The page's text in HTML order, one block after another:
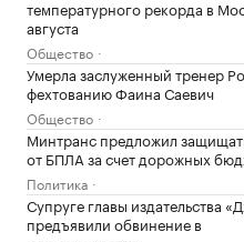
температурного рекорда в
августа
Общество
Умерла заслуженный тренер
фехтованию Фаина Саевич
Общество
Минтранс предложил
от БПЛА за счет дорожных
Политика
Супруге главы издательства
предъявили обвинение в